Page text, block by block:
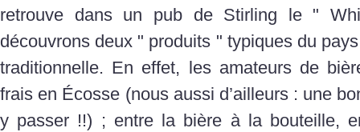
retrouve dans un pub de Stirling le "
découvrons deux " produits " typiques du
traditionnelle. En effet, les amateurs de
frais en Écosse (nous aussi d’ailleurs : une
y passer !!) ; entre la bière à la bouteille,